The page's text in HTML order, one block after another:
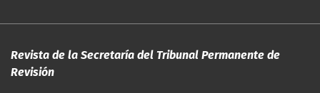
Revista de la Secretaría del Tribunal Permanente de
Revisión